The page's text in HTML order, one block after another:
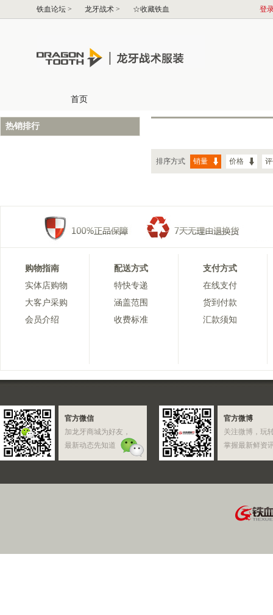
排序方式 销量 价格
热销排行
购物指南
实体店购物
大客户采购
会员介绍
配送方式
特快专递
涵盖范围
收费标准
支付方式
在线支付
货到付款
汇款须知
官方微信
加龙牙商城为好友，
最新动态先知道
官方微博
关注微博，玩
掌握最新鲜资